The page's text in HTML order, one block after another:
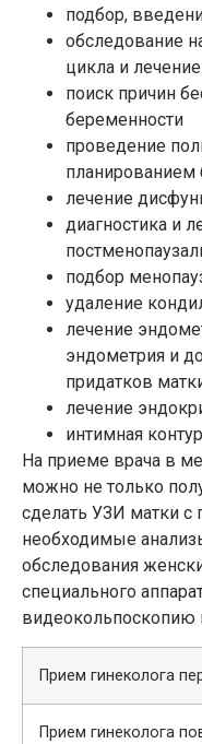
подбор,
обследование
цикла и
поиск причин
беременности
проведение
планированием
лечение
диагностика и
подбор
удаление
лечение
эндометрия и
придатков
лечение
интимная
На приеме врача в
можно не только
сделать УЗИ матки с
необходимые
обследования
специального
видеокольпоскопию
Прием гинеколога
Прием гинеколога